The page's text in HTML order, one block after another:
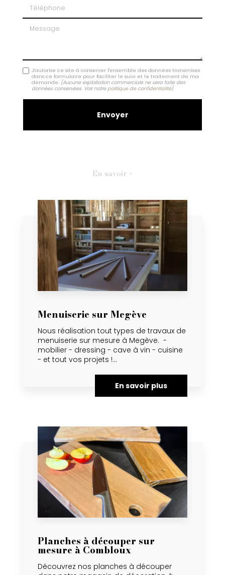
Message
J'autorise ce site à conserver l'ensemble des données transmises
dans ce formulaire pour faciliter le suivi et le traitement de ma
demande. (Aucune exploitation commerciale ne sera faite des
données conservées. Voir notre politique de confidentialité)
En savoir +
Menuiserie sur Megève
Nous réalisation tout types de travaux de
menuiserie sur mesure à Megève. -
mobilier - dressing - cave à vin - cuisine
- et tout vos projets !...
En savoir plus
Planches à découper sur
mesure à Combloux
Découvrez nos planches à découper